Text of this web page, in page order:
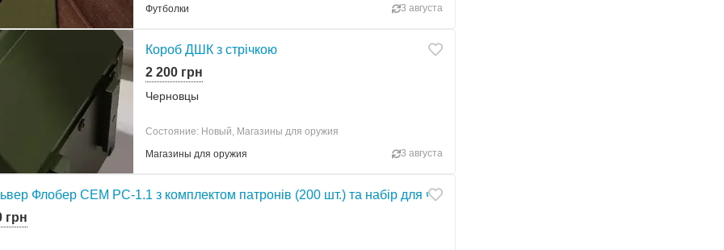
Футболки
3 августа
Короб ДШК з стрічкою
2 200 грн
Черновцы
Состояние: Новый, Магазины для оружия
Магазины для оружия
3 августа
Флобер СЕМ РС-1.1 з комплектом патронів (200 шт.) та набір для чищення
грн